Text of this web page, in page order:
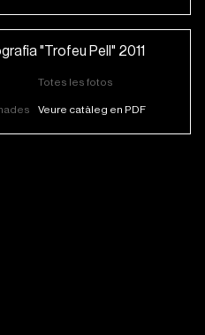
"Trofeu Pell" 2011
Totes les fotos
Veure catàleg en PDF